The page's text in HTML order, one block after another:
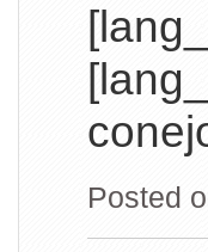
Posted